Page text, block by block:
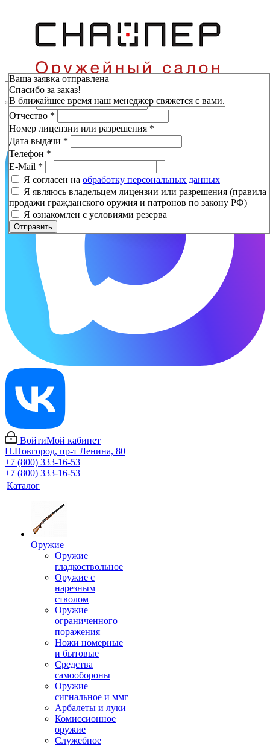
ВойтиМой кабинет
Н.Новгород, пр-т Ленина, 80
+7 (800) 333-16-53
+7 (800) 333-16-53
Каталог
Оружие
Оружие
гладкоствольное
Оружие с
нарезным
стволом
Оружие
ограниченного
поражения
Ножи номерные
и бытовые
Средства
самообороны
Оружие
сигнальное и ммг
Арбалеты и луки
Комиссионное
оружие
Служебное
Зарезервировать
Фамилия*
Имя*
Отчество *
Номер лицензии или разрешения *
Дата выдачи *
Телефон *
E-Mail *
Я согласен на обработку персональных данных
Я являюсь владельцем лицензии или разрешения (правила
продажи гражданского оружия и патронов по закону РФ)
Я ознакомлен с условиями резерва
Отправить
Ваша заявка отправлена
Спасибо за заказ!
В ближайшее время наш менеджер свяжется с вами.